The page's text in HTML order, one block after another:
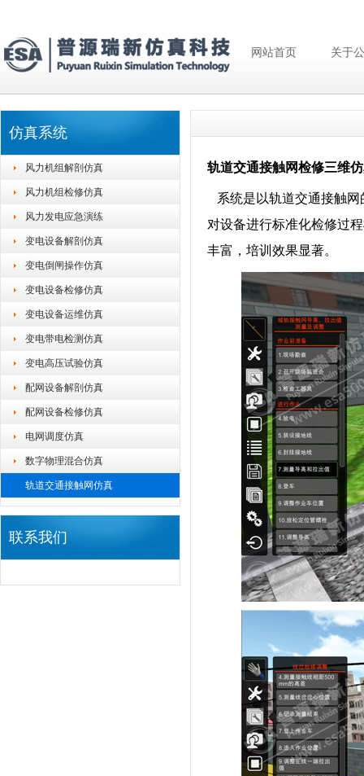
网站首页 关于
仿真系统
风力机组解剖仿真
风力机组检修仿真
风力发电应急演练
变电设备解剖仿真
变电倒闸操作仿真
变电设备检修仿真
变电设备运维仿真
变电带电检测仿真
变电高压试验仿真
配网设备解剖仿真
配网设备检修仿真
电网调度仿真
数字物理混合仿真
轨道交通接触网仿真
联系我们
轨道交通接触网检修三维
系统是以轨道交通接触
对设备进行标准化检修过
丰富，培训效果显著。